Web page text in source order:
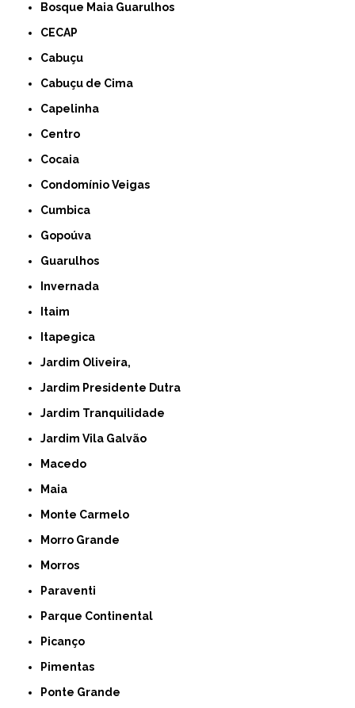
Bosque Maia Guarulhos
CECAP
Cabuçu
Cabuçu de Cima
Capelinha
Centro
Cocaia
Condomínio Veigas
Cumbica
Gopoúva
Guarulhos
Invernada
Itaim
Itapegica
Jardim Oliveira,
Jardim Presidente Dutra
Jardim Tranquilidade
Jardim Vila Galvão
Macedo
Maia
Monte Carmelo
Morro Grande
Morros
Paraventi
Parque Continental
Picanço
Pimentas
Ponte Grande